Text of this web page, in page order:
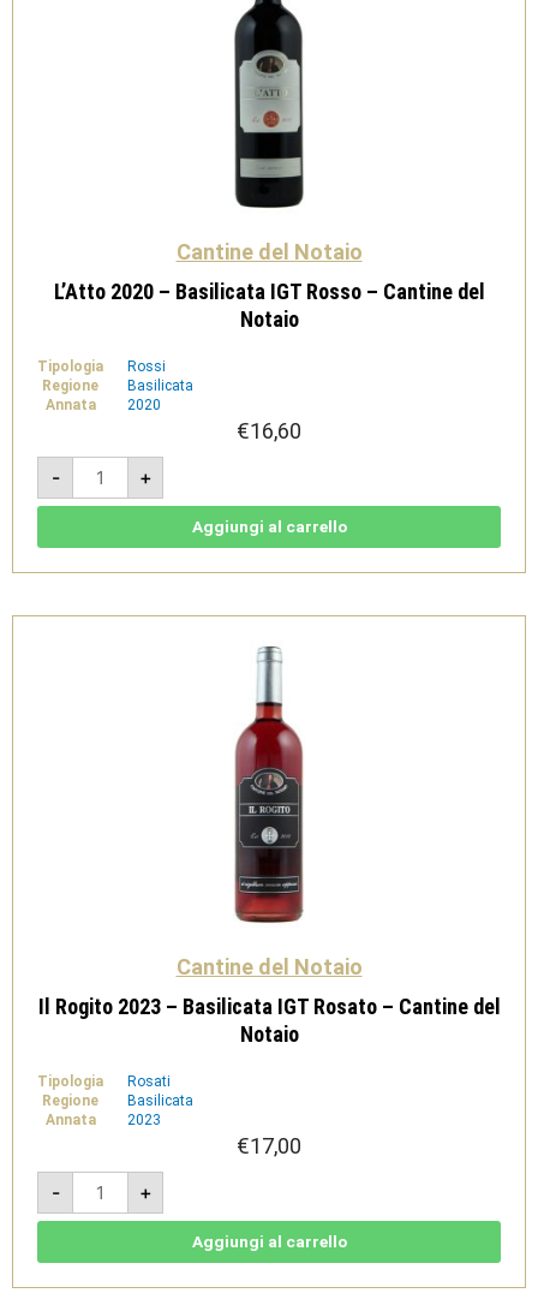
Cantine del Notaio
L’Atto 2020 – Basilicata IGT Rosso – Cantine del
Notaio
Tipologia
Rossi
Regione
Basilicata
Annata
2020
€16,60
-
L'Atto
2020
-
Basilicata
Cantine
quantità
+
Aggiungi al carrello
Cantine del Notaio
Il Rogito 2023 – Basilicata IGT Rosato – Cantine del
Notaio
Tipologia
Rosati
Regione
Basilicata
Annata
2023
€17,00
-
Il
Rogito
2023
-
-
+
Aggiungi al carrello